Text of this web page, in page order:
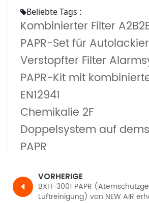
Beliebte Tags :
Kombinierter Filter
PAPR-Set für
Verstopfter Filter
PAPR-Kit mit
EN12941
Chemikalie 2F
Doppelsystem auf
PAPR
VORHERIGE
BXH-3001 PAPR
Luftreinigung) von NEW AIR